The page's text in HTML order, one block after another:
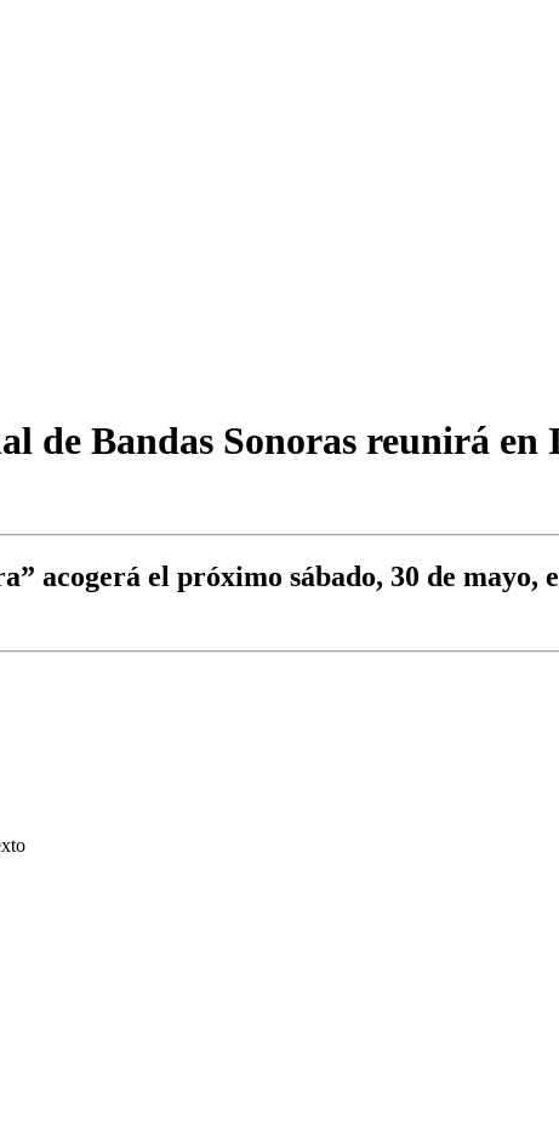
de Bandas Sonoras reunirá en
acogerá el próximo sábado, 30 de mayo,